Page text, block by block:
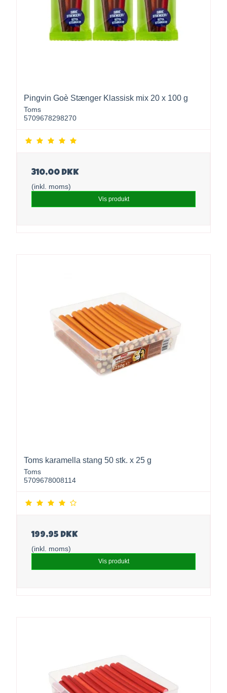
Pingvin Goè Stænger Klassisk mix 20 x 100 g
Toms
5709678298270
310,00 DKK
(inkl. moms)
Vis produkt
Toms karamella stang 50 stk. x 25 g
Toms
5709678008114
199,95 DKK
(inkl. moms)
Vis produkt